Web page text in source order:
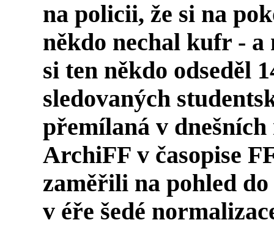
na policii, že si na
někdo nechal kufr - a
si ten někdo odseděl
sledovaných
přemílaná v
ArchiFF v časopise
zaměřili na pohled
v éře šedé